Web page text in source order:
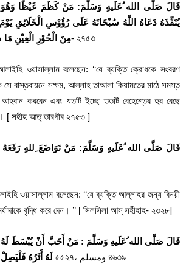
يُنَفِّذَهُ دَعَاهُ اللَّهُ سُبْحَانَهُ عَلَى رُؤُوْسِ الْخَلَائِقِ
مِنَ الْحُوْرِ الْعِيْنِ مَاصحيح الترغيب- ২৭৫৩
ওয়াসাল্লাম বলেছেন: ‘‘যে ব্যক্তি ক্রোধকে সংবরণ
বাস্তবায়নে সক্ষম, আল্লাহ তাআলা কিয়ামতের মাঠে সমস্ত
আহবান করবেন এবং যতটি ইচ্ছে ততটি বেহেশ্তের হুর বেছে
[ সহীহ আত্ তারগীব ২৭৫৩ ]
قَالَ صَلَّى الله ُعَلَيهِ وَسَلَّمَ: مَنْ تَوَاضَعَ ِللهِ رَفَعَهُ
ওয়াসাল্লাম বলেছেন: ‘‘যে ব্যক্তি আল্লাহর জন্য বিনয়ী
বৃদ্ধি করে দেন। ’’ [ সিলসিলা আস্ সহীহাহ- ২৩২৮]
قَالَ صَلَّى الله ُعَلَيهِ وَسَلَّمَ : مَنْ أَحَبَّ أَنْ يُبْسَطَ لَهُ
لَهُ أَثَرُهُ
رواه البخاري ৫৫২৭، ومسلم ৪৬৩৯